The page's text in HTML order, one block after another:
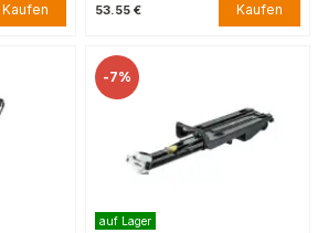
Kaufen 53.55 € Kaufen
-7%
auf Lager